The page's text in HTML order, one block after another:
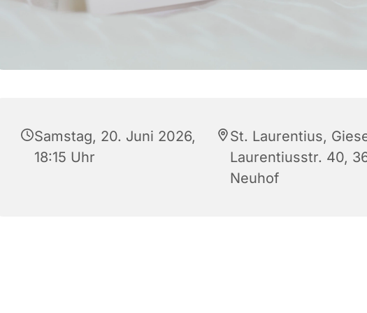
Samstag, 20. Juni 2026,
18:15 Uhr
St. Laurentius,
Laurentiusstr. 40,
Neuhof